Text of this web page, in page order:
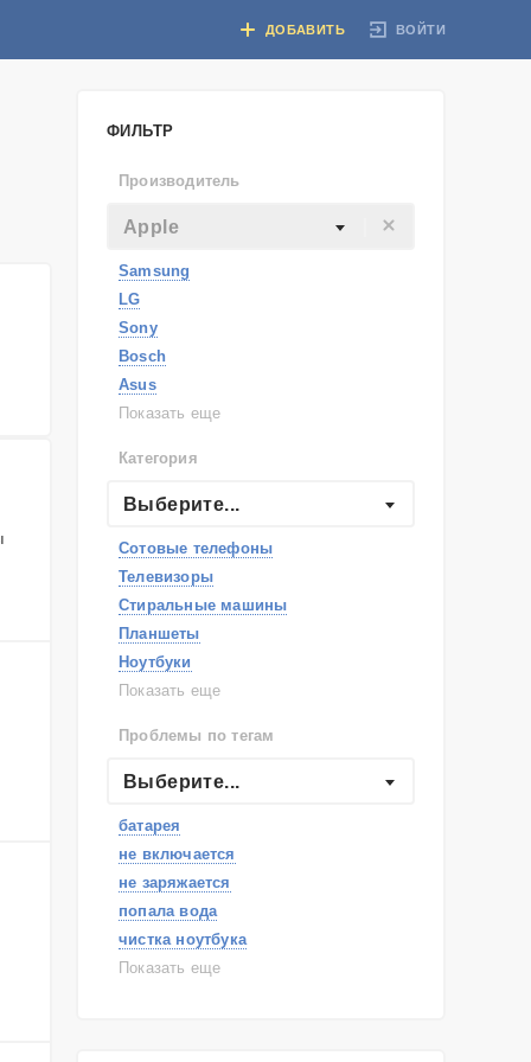
ВОЙТИ
ДОБАВИТЬ
ФИЛЬТР
Производитель
Apple
Samsung
LG
Sony
Bosch
Asus
Lenovo
Indesit
Показать еще
Категория
Выберите...
Сотовые телефоны
Телевизоры
Стиральные машины
Планшеты
Ноутбуки
Холодильники
Посудомоечные машины
Наушники
Показать еще
Проблемы по тегам
Выберите...
батарея
не включается
не заряжается
попала вода
чистка ноутбука
Android
Показать еще